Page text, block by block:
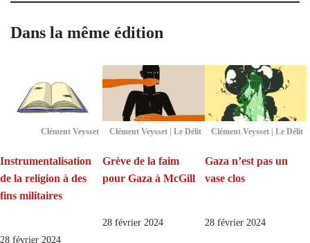
Dans la même édition
Clément Veysset
Instrumentalisation
de la religion à des
fins militaires
28 février 2024
Clément Veysset | Le Délit
Grève de la faim
pour Gaza à McGill
28 février 2024
Clément Veysset | Le Délit
Gaza n’est pas un
vase clos
28 février 2024